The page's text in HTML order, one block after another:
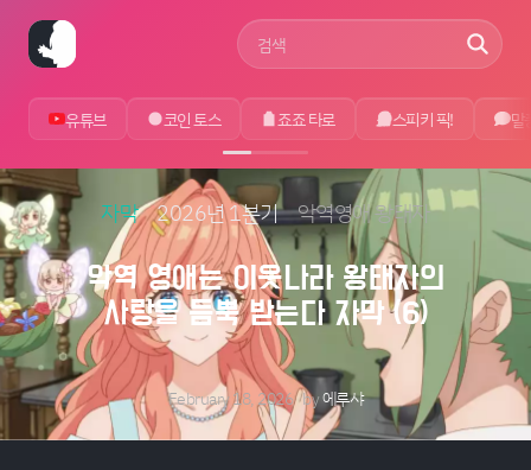
사이트 검색어
유튜브 코인 토스 죠죠 타로 스피키 픽! 말
자막 2026년 1분기 악역영애 왕태자
악역 영애는 이웃나라 왕태자의
사랑을 듬뿍 받는다 자막 (6)
February 18, 2026 by에루샤